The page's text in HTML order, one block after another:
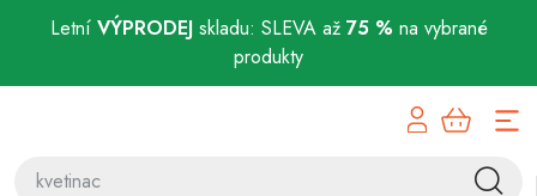
Letní VÝPRODEJskladu: SLEVA až 75 % na vybrané
produkty